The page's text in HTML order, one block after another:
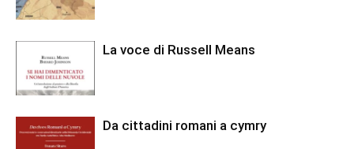
La voce di Russell Means
Da cittadini romani a cymry